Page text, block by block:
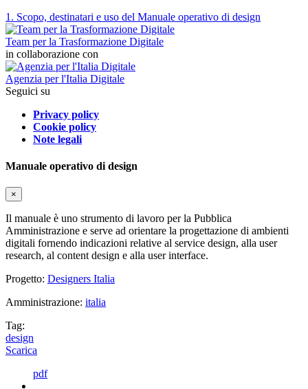
1. Scopo, destinatari e uso del Manuale operativo di design
Team per la Trasformazione Digitale
in collaborazione con
Agenzia per l'Italia Digitale
Seguici su
Privacy policy
Cookie policy
Note legali
Manuale operativo di design
×
Il manuale è uno strumento di lavoro per la Pubblica
Amministrazione e serve ad orientare la progettazione di ambienti
digitali fornendo indicazioni relative al service design, alla user
research, al content design e alla user interface.
Progetto: Designers Italia
Amministrazione: italia
Tag:
design
Scarica
pdf